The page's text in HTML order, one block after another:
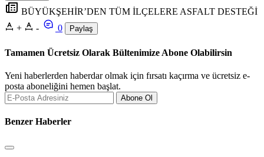
BÜYÜKŞEHİR’DEN TÜM İLÇELERE ASFALT DESTEĞİ
+
- 0 Paylaş
Tamamen Ücretsiz Olarak Bültenimize Abone Olabilirsin
Yeni haberlerden haberdar olmak için fırsatı kaçırma ve ücretsiz e-
posta aboneliğini hemen başlat.
Abone Ol
Benzer Haberler